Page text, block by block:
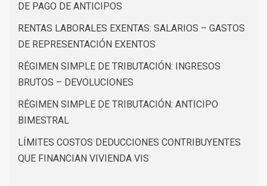
DE PAGO DE ANTICIPOS
RENTAS LABORALES EXENTAS: SALARIOS – GASTOS
DE REPRESENTACIÓN EXENTOS
RÉGIMEN SIMPLE DE TRIBUTACIÓN: INGRESOS
BRUTOS – DEVOLUCIONES
RÉGIMEN SIMPLE DE TRIBUTACIÓN: ANTICIPO
BIMESTRAL
LÍMITES COSTOS DEDUCCIONES CONTRIBUYENTES
QUE FINANCIAN VIVIENDA VIS